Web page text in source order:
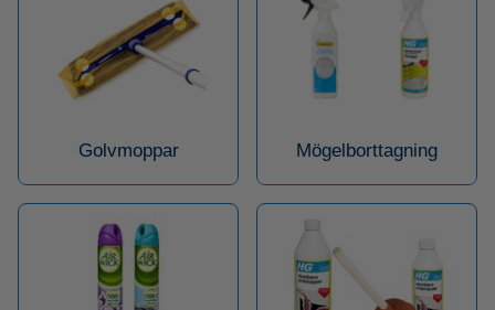
Golvmoppar Mögelborttagning